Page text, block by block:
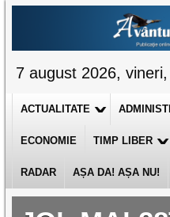
7 august 2026,
ACTUALITATE
ECONOMIE TIMP LIBER
RADAR AȘA DA! AȘA NU!